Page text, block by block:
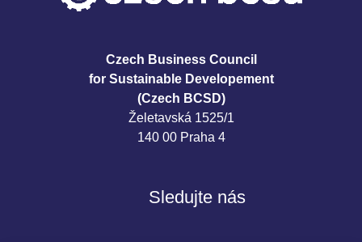
Czech Business Council
for Sustainable Developement
(Czech BCSD)
Želetavská 1525/1
140 00 Praha 4
Sledujte nás